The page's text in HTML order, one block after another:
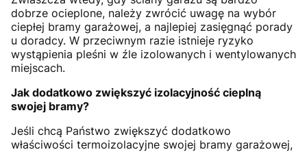
dobrze ocieplone, należy zwrócić uwagę na wybór
ciepłej bramy garażowej, a najlepiej zasięgnąć porady
u doradcy. W przeciwnym razie istnieje ryzyko
wystąpienia pleśni w źle izolowanych i wentylowanych
miejscach.
Jak dodatkowo zwiększyć izolacyjność cieplną
swojej bramy?
Jeśli chcą Państwo zwiększyć dodatkowo
właściwości termoizolacyjne swojej bramy garażowej,